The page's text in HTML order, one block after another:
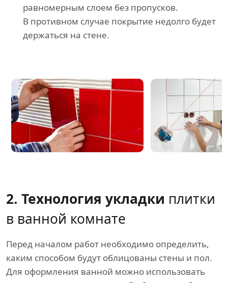
равномерным слоем без пропусков.
В противном случае покрытие недолго будет
держаться на стене.
2. Технология укладки плитки
в ванной комнате
Перед началом работ необходимо определить,
каким способом будут облицованы стены и пол.
Для оформления ванной можно использовать